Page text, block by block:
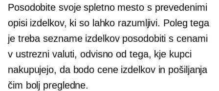
Posodobite svoje spletno mesto s prevedenimi
opisi izdelkov, ki so lahko razumljivi. Poleg tega
je treba sezname izdelkov posodobiti s cenami
v ustrezni valuti, odvisno od tega, kje kupci
nakupujejo, da bodo cene izdelkov in pošiljanja
čim bolj pregledne.